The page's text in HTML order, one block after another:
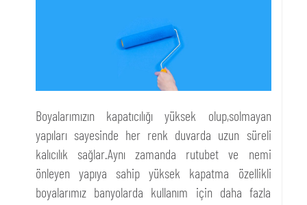
Boyalarımızın kapatıcılığı yüksek olup,solmayan
yapıları sayesinde her renk duvarda uzun süreli
kalıcılık sağlar.Aynı zamanda rutubet ve nemi
önleyen yapıya sahip yüksek kapatma özellikli
boyalarımız banyolarda kullanım için daha fazla